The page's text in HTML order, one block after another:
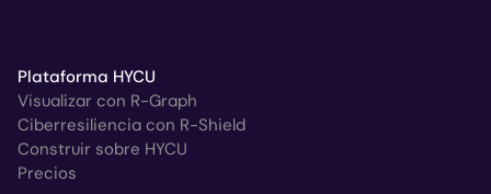
Plataforma HYCU
Visualizar con R-Graph
Ciberresiliencia con R-Shield
Construir sobre HYCU
Precios